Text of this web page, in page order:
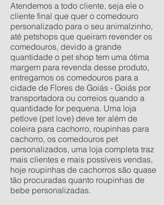
Atendemos a todo cliente, seja ele o
cliente final que quer o comedouro
personalizado para o seu animalzinho,
até petshops que queiram revender os
comedouros, devido a grande
quantidade o pet shop tem uma ótima
margem para revenda desse produto,
entregamos os comedouros para a
cidade de Flores de Goiás - Goiás por
transportadora ou correios quando a
quantidade for pequena. Uma loja
petlove (pet love) deve ter além de
coleira para cachorro, roupinhas para
cachorro, os comedouros pet
personalizados, uma loja completa traz
mais clientes e mais possíveis vendas,
hoje roupinhas de cachorros são quase
tão procuradas quanto roupinhas de
bebe personalizadas.